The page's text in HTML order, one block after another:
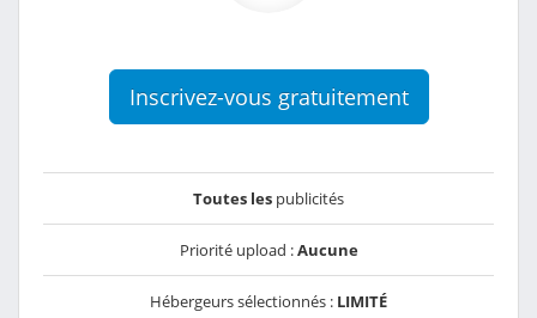
Inscrivez-vous gratuitement
Toutes les publicités
Priorité upload :Aucune
Hébergeurs sélectionnés : LIMITÉ